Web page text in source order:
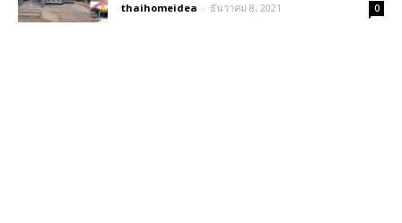
thaihomeidea - ธันวาคม 8, 2021 0